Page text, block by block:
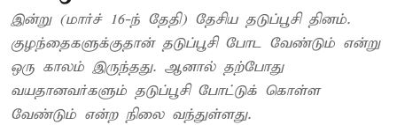
இன்று (மார்ச் 16-ந் தேதி) தேசிய தடுப்பூசி தினம்.
குழந்தைகளுக்குதான் தடுப்பூசி போட வேண்டும் என்று
ஒரு காலம் இருந்தது. ஆனால் தற்போது
வயதானவர்களும் தடுப்பூசி போட்டுக் கொள்ள
வேண்டும் என்ற நிலை வந்துள்ளது.